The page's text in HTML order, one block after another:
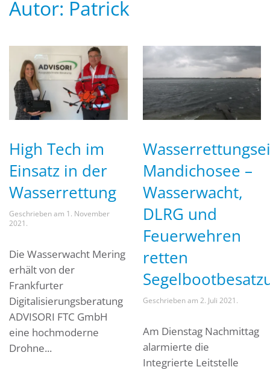
Autor: Patrick
High Tech im
Einsatz in der
Wasserrettung
Geschrieben am 1. November
2021 .
Die Wasserwacht Mering
erhält von der
Frankfurter
Digitalisierungsberatung
ADVISORI FTC GmbH
eine hochmoderne
Drohne...
Mandichosee –
Wasserwacht,
DLRG und
Feuerwehren
retten
Geschrieben am 2. Juli 2021 .
Am Dienstag Nachmittag
alarmierte die
Integrierte Leitstelle